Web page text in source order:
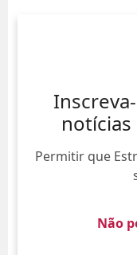
Permitir que
Não